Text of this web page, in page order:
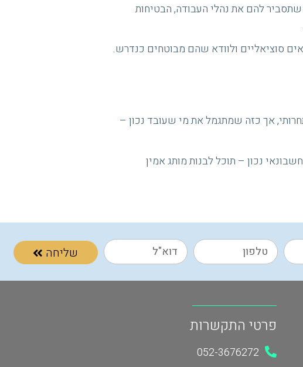
להם את נהלי העבודה, הבטיחות
סוציאליים ולוודא שהם מבוטחים כנדרש.
אך כזה שמתגמל את מי שעובד נכון –
נכון – תוכל לבנות מותג אמין
שליחה
פרטי התקשרות
052-3676272